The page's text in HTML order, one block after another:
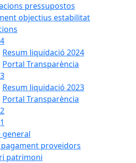
pressupostos
objectius estabilitat
Resum liquidació 2024
Portal Transparència
Resum liquidació 2023
Portal Transparència
general
proveïdors
patrimoni